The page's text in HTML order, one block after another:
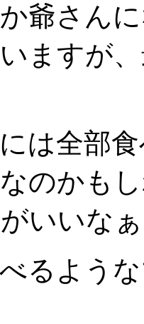
爺さん
ますが
は全部
のかも
いいな
るよう